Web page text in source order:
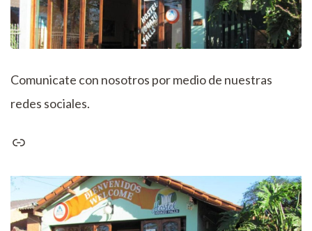
Comunicate con nosotros por medio de nuestras
redes sociales.
Enlace